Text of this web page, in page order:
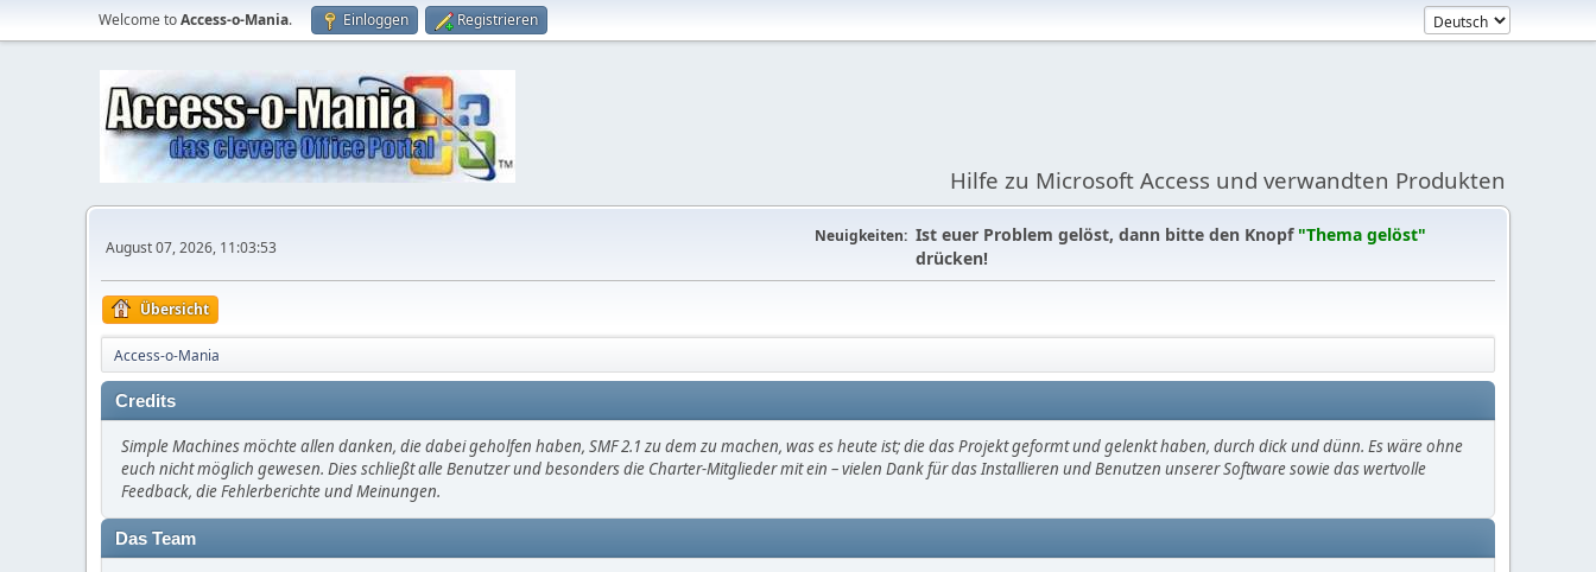
Welcome toAccess-o-Mania. Einloggen Registrieren
Hilfe zu Microsoft Access und verwandten Produkten
August 07, 2026, 11:03:53
Neuigkeiten: Ist euer Problem gelöst, dann bitte den Knopf "Thema gelöst"
drücken!
Übersicht
Access-o-Mania
Credits
Simple Machines möchte allen danken, die dabei geholfen haben, SMF 2.1 zu dem zu machen, was es heute ist; die das Projekt geformt und gelenkt haben, durch dick und dünn. Es wäre ohne
euch nicht möglich gewesen. Dies schließt alle Benutzer und besonders die Charter-Mitglieder mit ein – vielen Dank für das Installieren und Benutzen unserer Software sowie das wertvolle
Feedback, die Fehlerberichte und Meinungen.
Das Team